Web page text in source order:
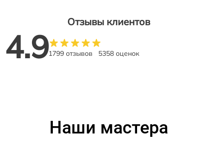
Отзывы клиентов
4.91799 отзывов 5358 оценок
Наши мастера